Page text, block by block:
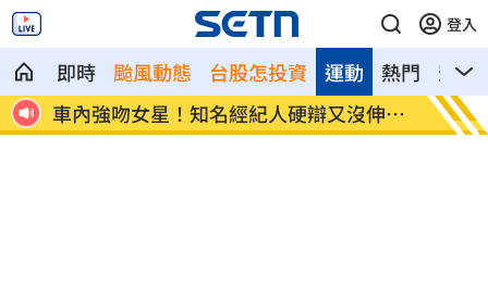
登入
即時 颱風動態 台股怎投資 熱門 影音
運動
聲
車內強吻女星！知名經紀人硬辯又沒伸舌
頭
防空
覽